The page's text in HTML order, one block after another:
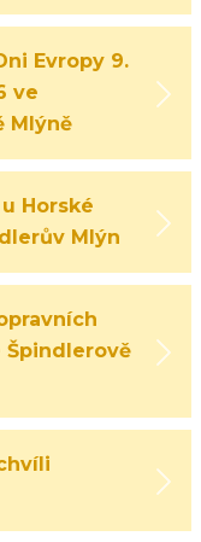
Evropy 9.
ve
Mlýně
Horské
Mlýn